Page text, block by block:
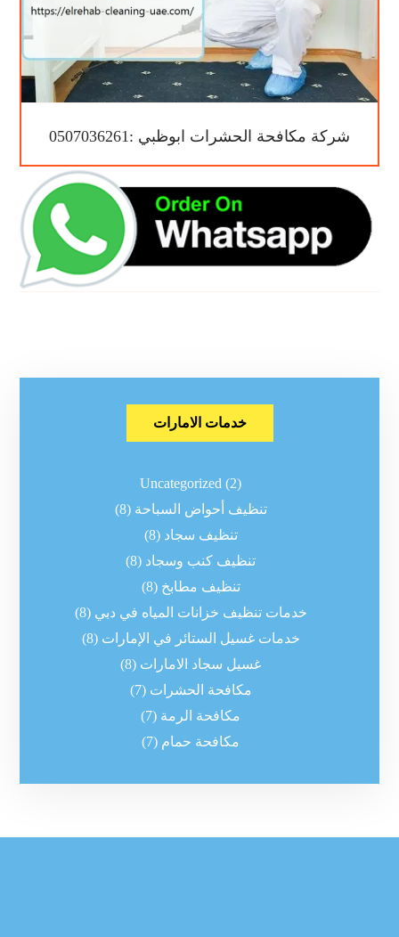
شركة مكافحة الحشرات ابوظبي :0507036261
خدمات الامارات
Uncategorized (2)
تنظيف أحواض السباحة (8)
تنظيف سجاد (8)
تنظيف كنب وسجاد (8)
تنظيف مطابخ (8)
خدمات تنظيف خزانات المياه في دبي (8)
خدمات غسيل الستائر في الإمارات (8)
غسيل سجاد الامارات (8)
مكافحة الحشرات (7)
مكافحة الرمة (7)
مكافحة حمام (7)